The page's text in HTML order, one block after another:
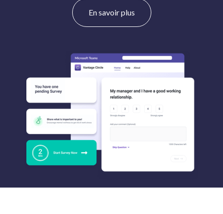
En savoir plus